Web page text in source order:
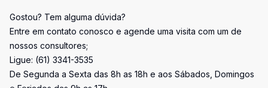
Gostou? Tem alguma dúvida?
Entre em contato conosco e agende uma visita com um de
nossos consultores;
Ligue: (61) 3341-3535
De Segunda a Sexta das 8h as 18h e aos Sábados, Domingos